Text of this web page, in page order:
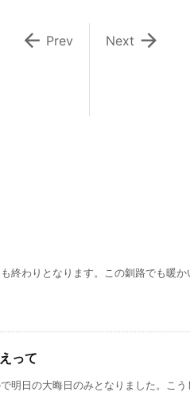

Next
 Prev
終わりとなります。この釧路でも暖
って
明日の大晦日のみとなりました。こ